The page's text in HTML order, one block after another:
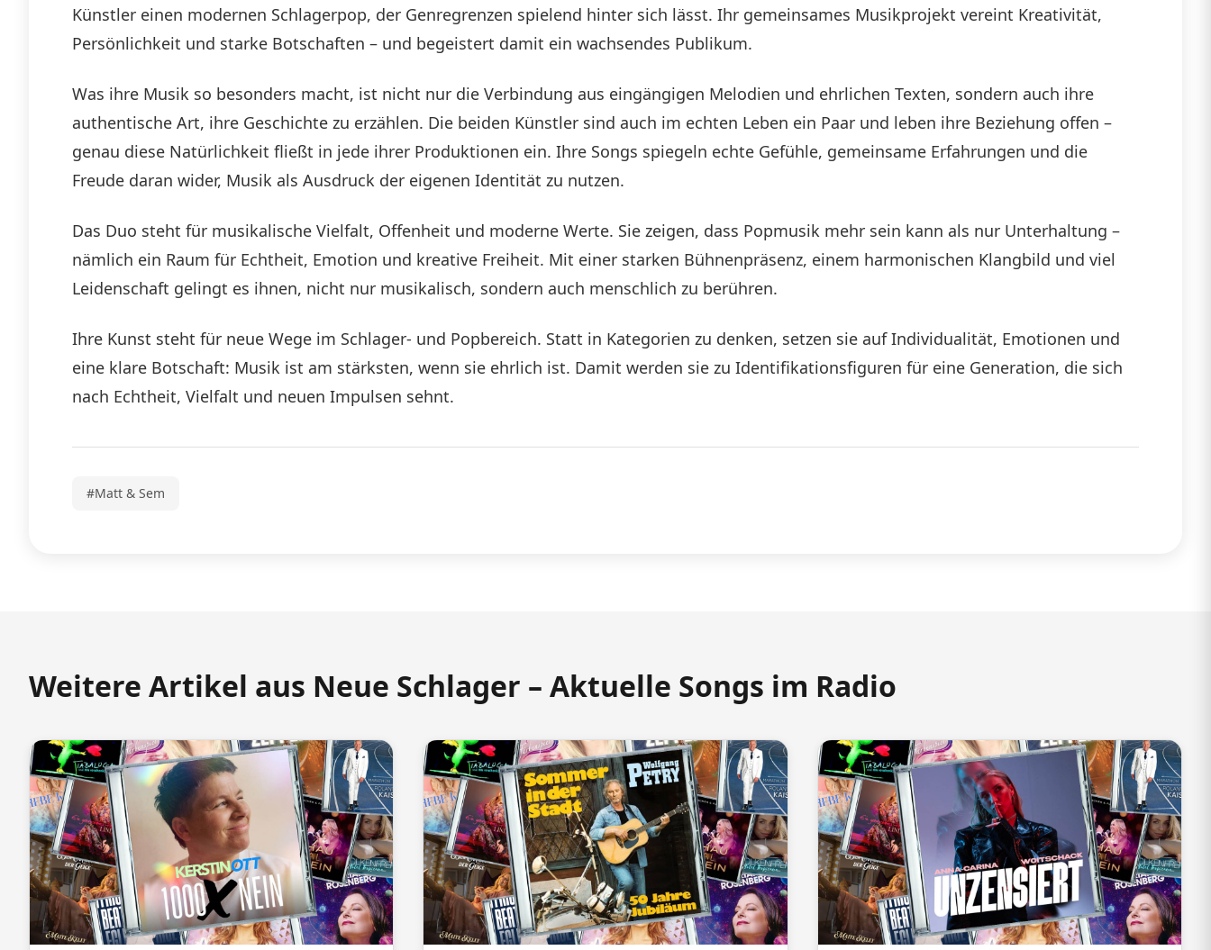
Künstler einen modernen Schlagerpop, der Genregrenzen spielend hinter sich lässt. Ihr gemeinsames Musikprojekt vereint Kreativität,
Persönlichkeit und starke Botschaften – und begeistert damit ein wachsendes Publikum.
Was ihre Musik so besonders macht, ist nicht nur die Verbindung aus eingängigen Melodien und ehrlichen Texten, sondern auch ihre
authentische Art, ihre Geschichte zu erzählen. Die beiden Künstler sind auch im echten Leben ein Paar und leben ihre Beziehung offen –
genau diese Natürlichkeit fließt in jede ihrer Produktionen ein. Ihre Songs spiegeln echte Gefühle, gemeinsame Erfahrungen und die
Freude daran wider, Musik als Ausdruck der eigenen Identität zu nutzen.
Das Duo steht für musikalische Vielfalt, Offenheit und moderne Werte. Sie zeigen, dass Popmusik mehr sein kann als nur Unterhaltung –
nämlich ein Raum für Echtheit, Emotion und kreative Freiheit. Mit einer starken Bühnenpräsenz, einem harmonischen Klangbild und viel
Leidenschaft gelingt es ihnen, nicht nur musikalisch, sondern auch menschlich zu berühren.
Ihre Kunst steht für neue Wege im Schlager- und Popbereich. Statt in Kategorien zu denken, setzen sie auf Individualität, Emotionen und
eine klare Botschaft: Musik ist am stärksten, wenn sie ehrlich ist. Damit werden sie zu Identifikationsfiguren für eine Generation, die sich
nach Echtheit, Vielfalt und neuen Impulsen sehnt.
#Matt & Sem
Weitere Artikel aus Neue Schlager – Aktuelle Songs im Radio